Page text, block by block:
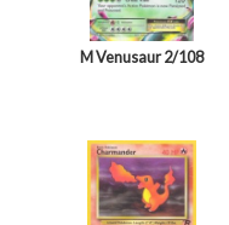
M Venusaur 2/108